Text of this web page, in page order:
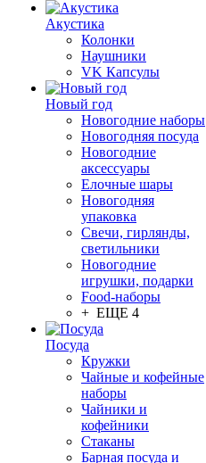
Акустика
Колонки
Наушники
VK Капсулы
Новый год
Новогодние наборы
Новогодняя посуда
Новогодние
аксессуары
Елочные шары
Новогодняя
упаковка
Свечи, гирлянды,
светильники
Новогодние
игрушки, подарки
Food-наборы
+ ЕЩЕ 4
Посуда
Кружки
Чайные и кофейные
наборы
Чайники и
кофейники
Стаканы
Барная посуда и